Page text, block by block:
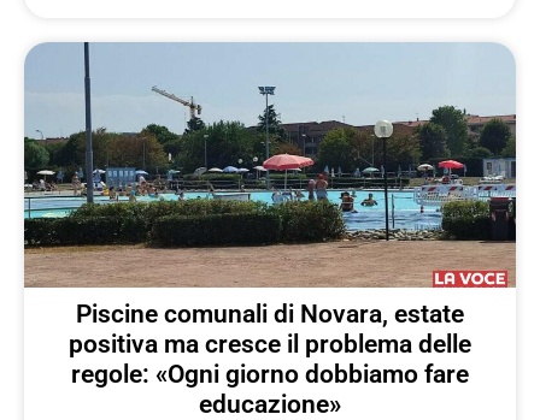
Piscine comunali di Novara, estate
positiva ma cresce il problema delle
regole: «Ogni giorno dobbiamo fare
educazione»